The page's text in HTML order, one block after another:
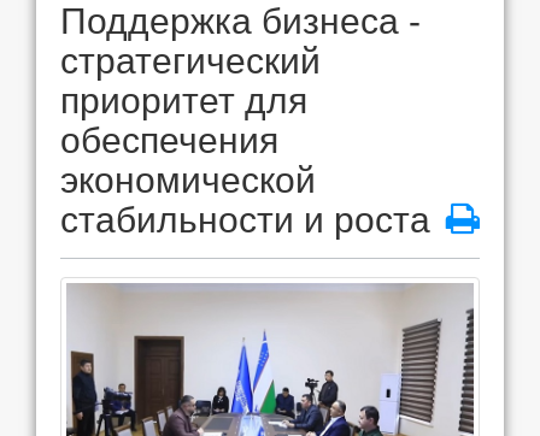
Поддержка бизнеса -
стратегический
приоритет для
обеспечения
экономической
стабильности и роста